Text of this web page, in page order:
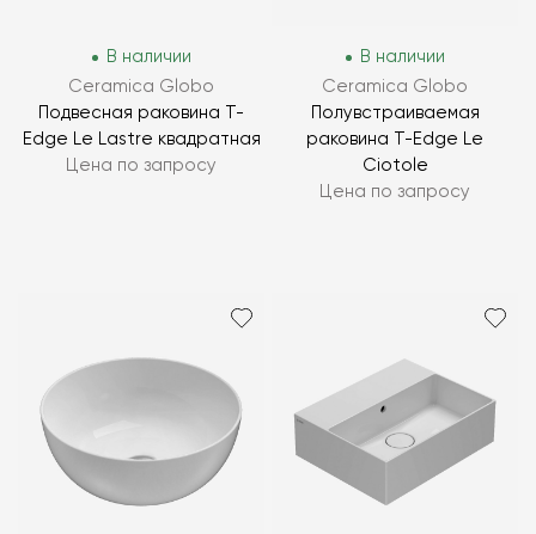
В наличии
Ceramica Globo
Подвесная раковина T-
Edge Le Lastre квадратная
Цена по запросу
В наличии
Ceramica Globo
Полувстраиваемая
раковина T-Edge Le
Ciotole
Цена по запросу